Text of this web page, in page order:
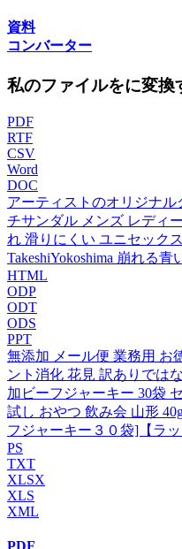
資料
コンバーター
私のファイルをに変換
PDF
RTF
CSV
Word
DOC
アーティストのオリジナ
チサンダル メンズ レディ
れ 滑りにくい ユニセック
TakeshiYokoshima 崩れる青
HTML
ODP
ODT
ODS
PPT
無添加 メール便 業務用 お
ント消化 花見 訳ありでは
加ビーフジャーキー 30袋
試し おやつ 飲み会 山形
フジャーキー３０袋]【ラッ
PS
TXT
XLSX
XLS
XML
PDF